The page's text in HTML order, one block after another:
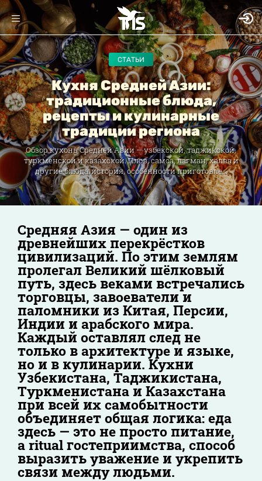
СТАТЬИ
Кухня Средней Азии:
традиционные блюда,
рецепты и кулинарные
традиции региона
Обзор кухонь Средней Азии — узбекской, таджикской,
туркменской и казахской. Плов, самса, лагман, халва и
другие блюда: история, особенности приготовле...
Средняя Азия — один из
древнейших перекрёстков
цивилизаций. По этим землям
пролегал Великий шёлковый
путь, здесь веками встречались
торговцы, завоеватели и
паломники из Китая, Персии,
Индии и арабского мира.
Каждый оставлял след не
только в архитектуре и языке,
но и в кулинарии. Кухни
Узбекистана, Таджикистана,
Туркменистана и Казахстана
при всей их самобытности
объединяет общая логика: еда
здесь — это не просто питание,
а ritual гостеприимства, способ
выразить уважение и укрепить
связи между людьми.